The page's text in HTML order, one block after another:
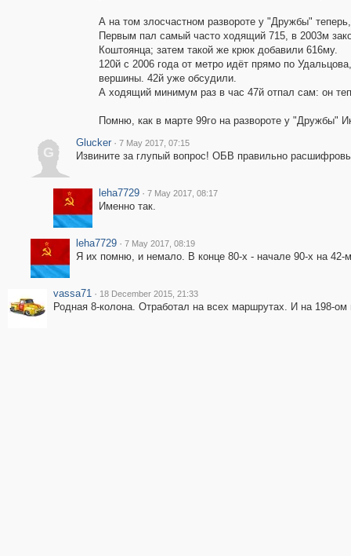
А на том злосчастном развороте у "Дружбы"
Первым пал самый часто ходящий 715, в 2003м
Коштоянца; затем такой же крюк добавили 616му.
120й с 2006 года от метро идёт прямо по
вершины. 42й уже обсудили.
А ходящий минимум раз в час 47й отпал сам: он
Помню, как в марте 99го на развороте у "Дружбы"
G
Glucker · 7 May 2017, 07:15
Извините за глупый вопрос! ОБВ правильно
leha7729 · 7 May 2017, 08:17
Именно так.
leha7729 · 7 May 2017, 08:19
Я их помню, и немало. В конце 80-х - начале 90-х на
vassa71 · 18 December 2015, 21:33
Родная 8-колона. Отработал на всех маршрутах. И на 198-